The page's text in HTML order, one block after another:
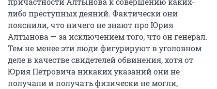
либо преступных деяний. Фактически они
пояснили, что ничего не знают про Юрия
Алтынова — за исключением того, что он генерал.
Тем не менее эти люди фигурируют в уголовном
деле в качестве свидетелей обвинения, хотя от
Юрия Петровича никаких указаний они не
получали и получать физически не могли,